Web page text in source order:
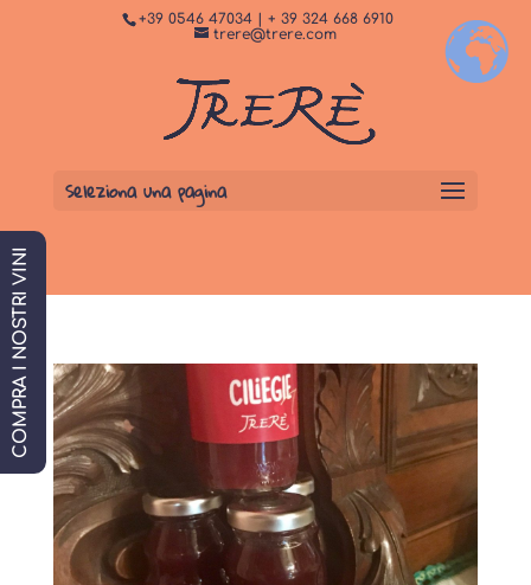
+39 0546 47034 | + 39 324 668 6910
trere@trere.com
Seleziona una pagina
Dormi da noi PRENOTA SUBITO +
COMPRA I NOSTRI VINI